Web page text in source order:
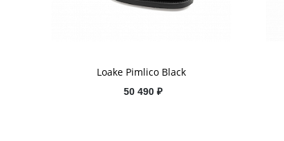
Loake Pimlico Black
50 490 ₽